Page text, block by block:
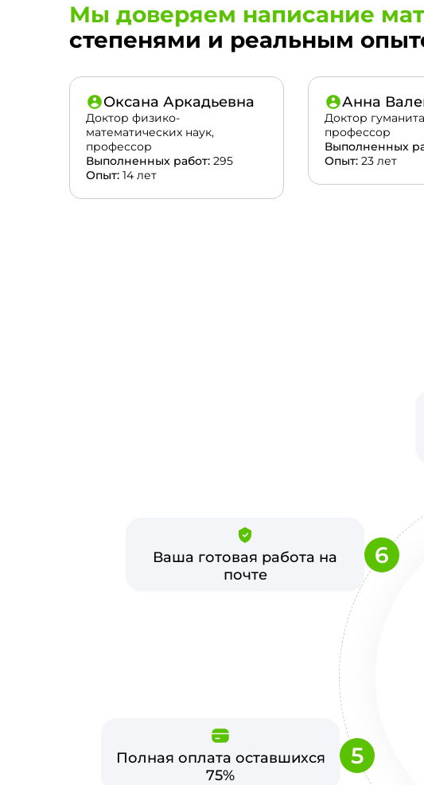
Мы доверяем написание
степенями и реальным
Оксана Аркадьевна
Доктор физико-
математических наук,
профессор
Выполненных работ: 295
Опыт: 14 лет
Анна
Доктор
профессор
Выполненных
Опыт: 23 лет
Полная оплата оставшихся
75%
5
Ваша готовая работа на
почте
6